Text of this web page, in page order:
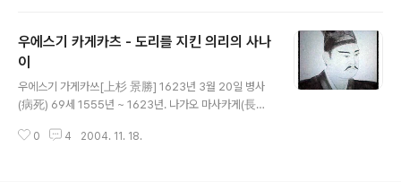
을 잡고 토쿠가와 이에야스[德川 家康] 타도를 계획. 그
때에 이에야스에게 보낸 '나오에장[直江状]'은 유명. 굳은
결속으로 맺어진 주종(主從) 카네츠구[兼続]의 성은 나오
에 가문[直江家]에 사위로 들어간 다음부터 성(姓)을 '나
오에'라 칭한 것으로, 생가(生家)는 우에스기 카게카츠[上
杉 景勝]가 태어난 가문인 우에다 나가오 가문[上田 長
우에스기 카게카츠 - 도리를 지킨 의리의 사나
이
우에스기 가게카쓰[上杉 景勝] 1623년 3월 20일 병사
(病死) 69세 1555년 ~ 1623년. 나가오 마사카게(長尾
상속. 토요토미 정권[豊臣政権]의 오대로(五大老)가 된
0 4 2004. 11. 18.